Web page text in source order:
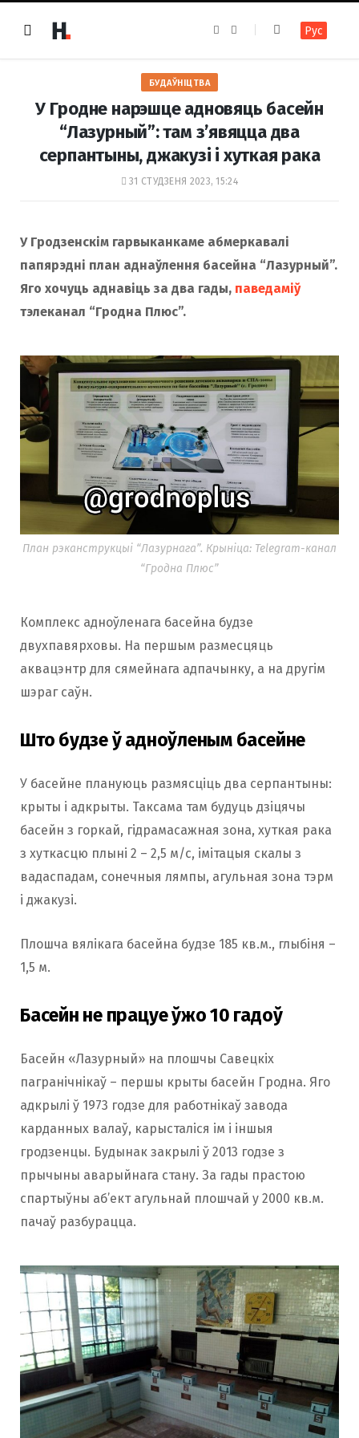
e
k
t
a
m
Рус
БУДАЎНІЦТВА
У Гродне нарэшце адновяць басейн
“Лазурный”: там з’явяцца два
серпантыны, джакузі і хуткая рака
31 СТУДЗЕНЯ 2023, 15:24
У Гродзенскім гарвыканкаме абмеркавалі
папярэдні план аднаўлення басейна “Лазурный”.
Яго хочуць аднавіць за два гады, паведаміў
тэлеканал “Гродна Плюс”.
План рэканструкцыі “Лазурнага”. Крыніца: Telegram-канал
“Гродна Плюс”
Комплекс адноўленага басейна будзе
двухпавярховы. На першым размесцяць
аквацэнтр для сямейнага адпачынку, а на другім
шэраг саўн.
Што будзе ў адноўленым басейне
У басейне плануюць размясціць два серпантыны:
крыты і адкрыты. Таксама там будуць дзіцячы
басейн з горкай, гідрамасажная зона, хуткая рака
з хуткасцю плыні 2 – 2,5 м/с, імітацыя скалы з
вадаспадам, сонечныя лямпы, агульная зона тэрм
і джакузі.
Плошча вялікага басейна будзе 185 кв.м., глыбіня –
1,5 м.
Басейн не працуе ўжо 10 гадоў
Басейн «Лазурный» на плошчы Савецкіх
пагранічнікаў – першы крыты басейн Гродна. Яго
адкрылі ў 1973 годзе для работнікаў завода
карданных валаў, карысталіся ім і іншыя
гродзенцы. Будынак закрылі ў 2013 годзе з
прычыны аварыйнага стану. За гады прастою
спартыўны аб’ект агульнай плошчай у 2000 кв.м.
пачаў разбурацца.